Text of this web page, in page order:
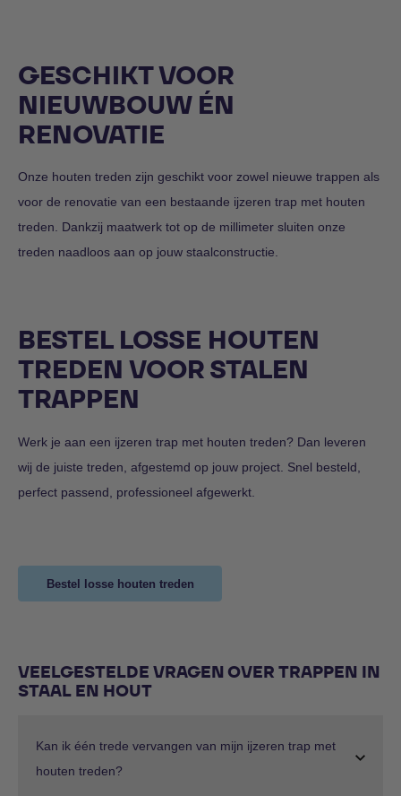
GESCHIKT VOOR
NIEUWBOUW ÉN
RENOVATIE
Onze houten treden zijn geschikt voor zowel nieuwe trappen als
voor de renovatie van een bestaande ijzeren trap met houten
treden. Dankzij maatwerk tot op de millimeter sluiten onze
treden naadloos aan op jouw staalconstructie.
BESTEL LOSSE HOUTEN
TREDEN VOOR STALEN
TRAPPEN
Werk je aan een ijzeren trap met houten treden? Dan leveren
wij de juiste treden, afgestemd op jouw project. Snel besteld,
perfect passend, professioneel afgewerkt.
Bestel losse houten treden
VEELGESTELDE VRAGEN OVER TRAPPEN IN
STAAL EN HOUT
Kan ik één trede vervangen van mijn ijzeren trap met
houten treden?